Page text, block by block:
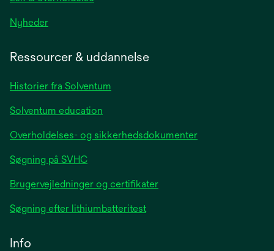
Nyhederopens
tab
Ressourcer & uddannelse
Historier fra Solventum
Solventum education
Overholdelses- og sikkerhedsdokumenter
Søgning på SVHC
Brugervejledninger og certifikater
Søgning efter lithiumbatteritest
Info